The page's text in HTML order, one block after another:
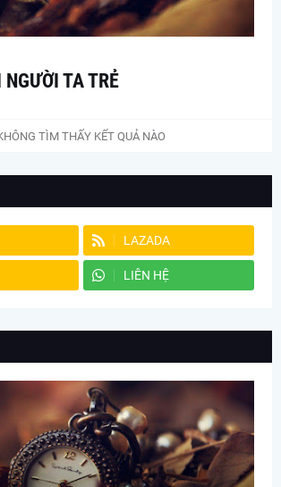
TA TRẺ
TÌM THẤY KẾT QUẢ NÀO
LAZADA
LIÊN HỆ